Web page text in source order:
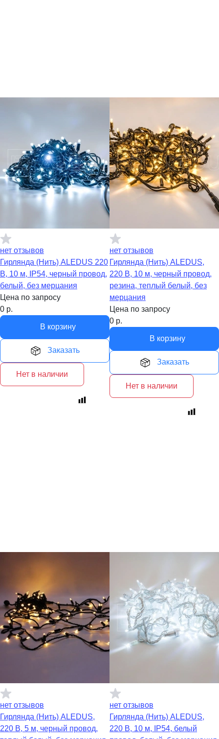
нет отзывов
Гирлянда (Нить) ALEDUS 220
В, 10 м, IP54, черный провод,
белый, без мерцания
Цена по запросу
0 р.
В корзину
Заказать
Нет в наличии
нет отзывов
Гирлянда (Нить) ALEDUS,
220 В, 10 м, черный провод,
резина, теплый белый, без
мерцания
Цена по запросу
0 р.
В корзину
Заказать
Нет в наличии
нет отзывов
Гирлянда (Нить) ALEDUS,
220 В, 5 м, черный провод,
нет отзывов
Гирлянда (Нить) ALEDUS,
220 В, 10 м, IP54, белый